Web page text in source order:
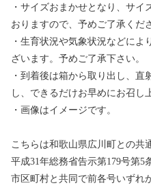
・サイズおまかせとなり、サ
おりますので、予めご了承くだ
・生育状況や気象状況などに
ざいます。予めご了承下さい。
・到着後は箱から取り出し、
し、できるだけお早めにお召し
・画像はイメージです。
こちらは和歌山県広川町との共
平成31年総務省告示第179号第
市区町村と共同で前各号いずれ